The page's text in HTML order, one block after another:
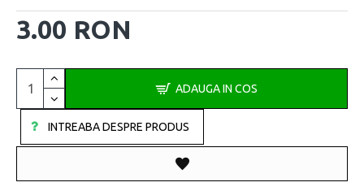
3.00 RON
ADAUGA IN COS
INTREABA DESPRE PRODUS